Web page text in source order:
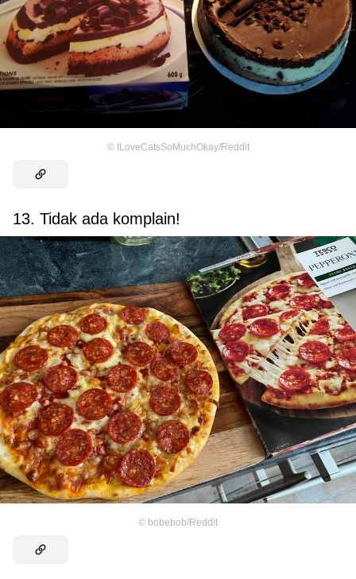
© ILoveCatsSoMuchOkay/Reddit
13. Tidak ada komplain!
© bobebob/Reddit